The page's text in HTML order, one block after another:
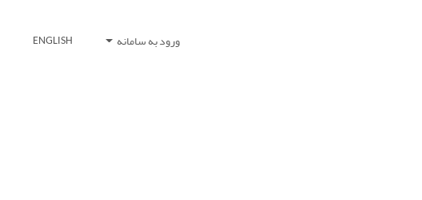
ورود به سامانه ENGLISH